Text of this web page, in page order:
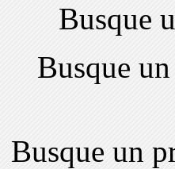
Busque
Busque
Busque un